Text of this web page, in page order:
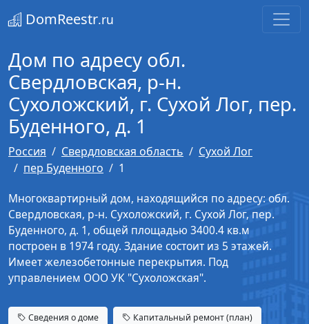
DomReestr.ru
Дом по адресу обл.
Свердловская, р-н.
Сухоложский, г. Сухой Лог, пер.
Буденного, д. 1
Россия Свердловская область
Сухой Лог
пер Буденного
1
Многоквартирный дом, находящийся по адресу: обл.
Свердловская, р-н. Сухоложский, г. Сухой Лог, пер.
Буденного, д. 1, общей площадью 3400.4 кв.м
построен в 1974 году. Здание состоит из 5 этажей.
Имеет железобетонные перекрытия. Под
управлением ООО УК "Сухоложская".
Сведения о доме Капитальный ремонт (план)